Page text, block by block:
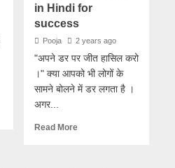
in Hindi for
success
Pooja 2 years ago
"अपने डर पर जीत हासिल करो
।" क्या आपको भी लोगों के
सामने बोलने में डर लगता है ।
अगर...
Read More